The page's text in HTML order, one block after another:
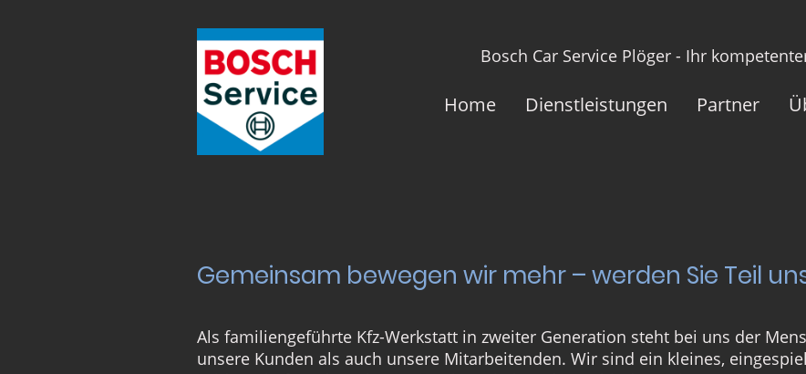
Bosch Car Service Plöger - Ihr
Home Dienstleistungen Partner
Gemeinsam bewegen wir mehr – werden Sie Teil
Als familiengeführte Kfz-Werkstatt in zweiter Generation steht bei uns der
unsere Kunden als auch unsere Mitarbeitenden. Wir sind ein kleines,